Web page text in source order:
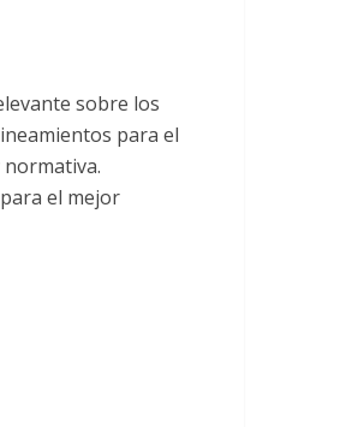
sobre los
para el
el mejor